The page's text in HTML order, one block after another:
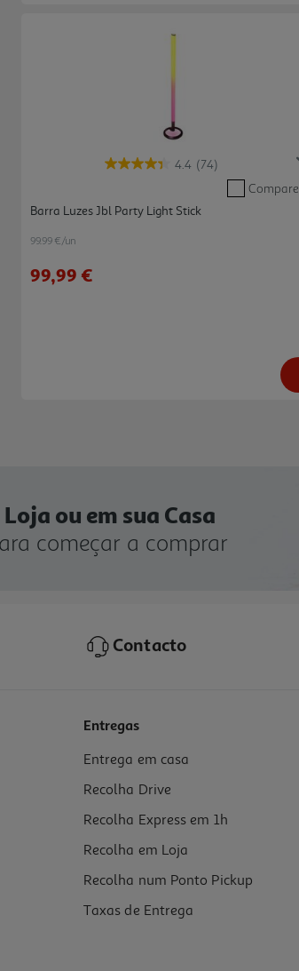
4.4 (74)
Compare
Barra Luzes Jbl Party Light Stick
99.99 €/un
99,99 €
ou em sua Casa
começar a comprar
Contacto
Entregas
Entrega em casa
Recolha Drive
Recolha Express em 1h
Recolha em Loja
Recolha num Ponto Pickup
Taxas de Entrega